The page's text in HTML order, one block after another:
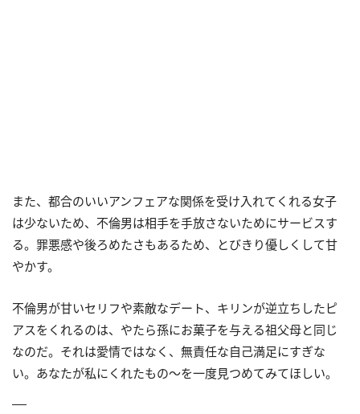
また、都合のいいアンフェアな関係を受け入れてくれる女子
は少ないため、不倫男は相手を手放さないためにサービスす
る。罪悪感や後ろめたさもあるため、とびきり優しくして甘
やかす。
不倫男が甘いセリフや素敵なデート、キリンが逆立ちしたピ
アスをくれるのは、やたら孫にお菓子を与える祖父母と同じ
なのだ。それは愛情ではなく、無責任な自己満足にすぎな
い。あなたが私にくれたもの～を一度見つめてみてほしい。